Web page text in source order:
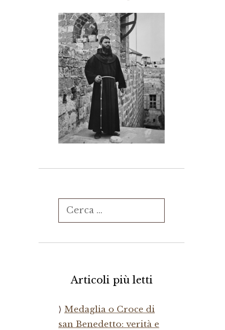
Ricerca
per:
Articoli più letti
Medaglia o Croce di
san Benedetto: verità e